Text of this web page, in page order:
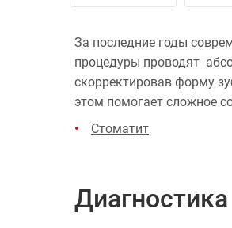
За последние годы
процедуры проводят
скорректировав форму
этом помогает сложное
Стоматит